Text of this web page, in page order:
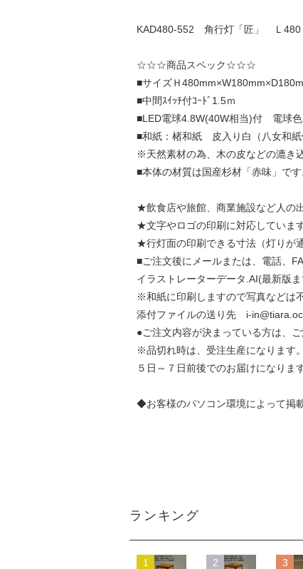
KAD480-552 角行灯「匠」 Ｌ480
☆☆☆商品スペック☆☆☆
■サイズＨ
■中間ｽｲｯﾁ付ｺｰﾄﾞ1.5ｍ
■LED電球4.8W(40W相当)付 電球色
■和紙：楮和紙 皮入り白（八女和紙
※天然素材の為、木の皮などの漉き
■本体の材質は国産杉材「赤味」です
★飲食店や旅館、商業施設など人の
★文字やロゴの印刷に対応していま
★行灯面の印刷できる寸法（灯りが
■ご注文後にメールまたは、電話、
イラストレーターデータ.AI(最新版
※和紙に印刷しますので写真などは
添付ファイルの送り先 i-
●ご注文内容が決まっている方は、
※品切れ時は、受注生産になります
５日～７日前後でのお届けになります
◆お客様のパソコン環境によって掲
ランキング
1 2 3